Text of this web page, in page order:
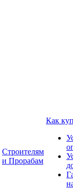
Строителям
и Прорабам
Как